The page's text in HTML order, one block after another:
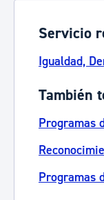
Servicio
Igualdad,
También
Programas
Programas